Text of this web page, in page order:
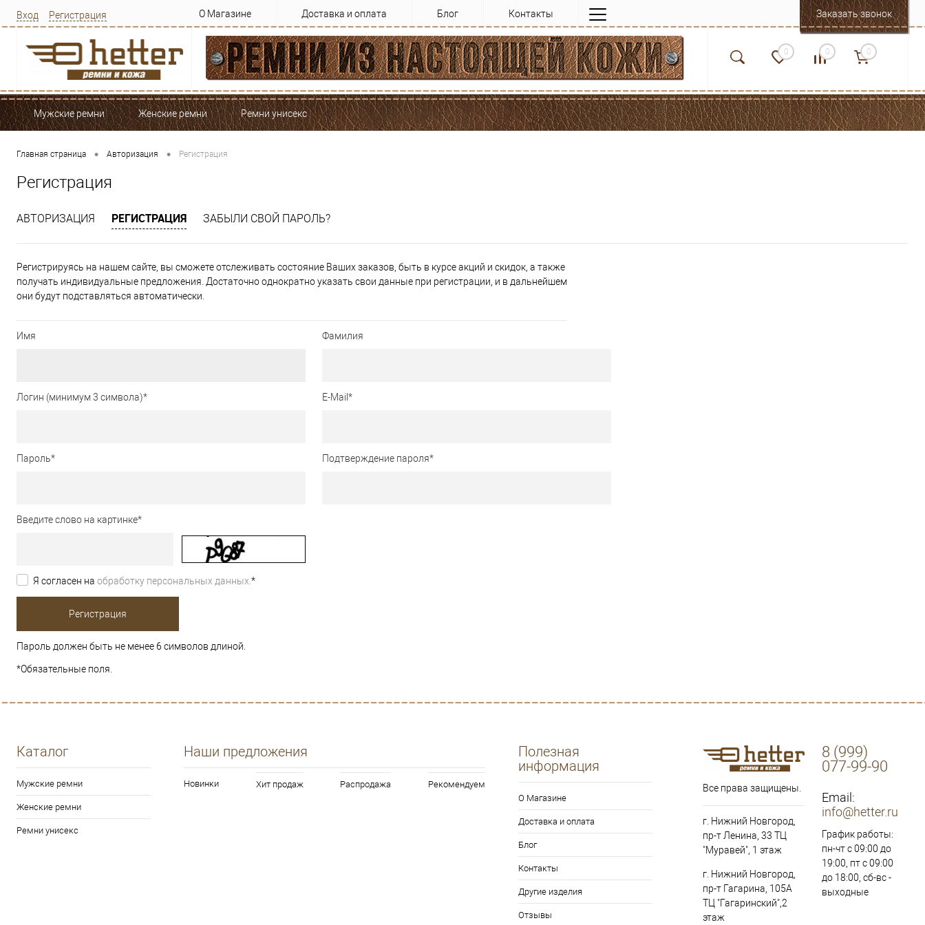
Вход Регистрация О Магазине Доставка и оплата Блог Контакты Заказать звонок
0 0 0
Мужские ремни Женские ремни Ремни унисекс
Главная страница • Авторизация • Регистрация
Регистрация
АВТОРИЗАЦИЯ РЕГИСТРАЦИЯ ЗАБЫЛИ СВОЙ ПАРОЛЬ?
Регистрируясь на нашем сайте, вы сможете отслеживать состояние Ваших заказов, быть в курсе акций и скидок, а также
получать индивидуальные предложения. Достаточно однократно указать свои данные при регистрации, и в дальнейшем
они будут подставляться автоматически.
Имя Фамилия
Логин (минимум 3 символа)* E-Mail *
Пароль* Подтверждение пароля*
Введите слово на картинке*
Я согласен на обработку персональных данных.*
Пароль должен быть не менее 6 символов длиной.
*Обязательные поля.
Каталог
Мужские ремни
Женские ремни
Ремни унисекс
Наши предложения
Новинки Хит продаж Распродажа Рекомендуем
Полезная
информация
О Магазине
Доставка и оплата
Блог
Контакты
Другие изделия
Отзывы
Все права защищены.
г. Нижний Новгород,
пр-т Ленина, 33 ТЦ
"Муравей", 1 этаж
г. Нижний Новгород,
пр-т Гагарина, 105А
ТЦ "Гагаринский",2
этаж
8 (999)
077-99-90
Email:
info@hetter.ru
График работы:
пн-чт с 09:00 до
19:00, пт с 09:00
до 18:00, сб-вс -
выходные